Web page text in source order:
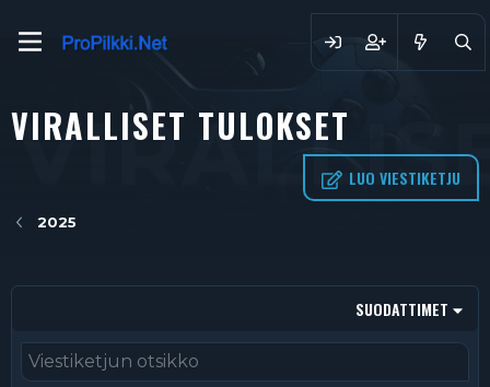
VIRALLISET TULOKSET
LUO VIESTIKETJU
2025
SUODATTIMET